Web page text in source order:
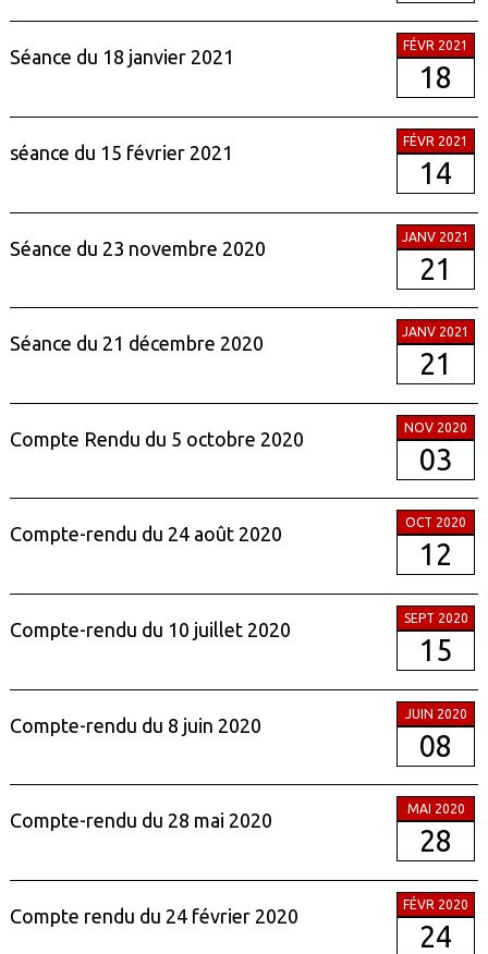
Séance du 18 janvier 2021
FÉVR 2021
18
séance du 15 février 2021
FÉVR 2021
14
Séance du 23 novembre 2020
JANV 2021
21
Séance du 21 décembre 2020
JANV 2021
21
Compte Rendu du 5 octobre 2020
NOV 2020
03
Compte-rendu du 24 août 2020
OCT 2020
12
Compte-rendu du 10 juillet 2020
SEPT 2020
15
Compte-rendu du 8 juin 2020
JUIN 2020
08
Compte-rendu du 28 mai 2020
MAI 2020
28
Compte rendu du 24 février 2020
FÉVR 2020
24